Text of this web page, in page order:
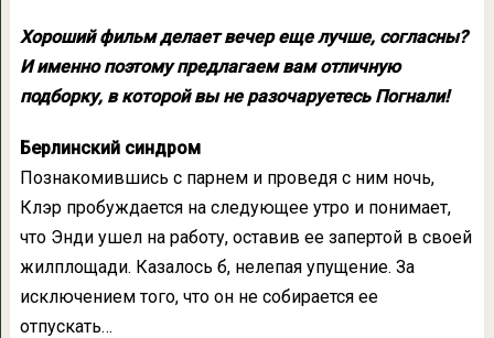
Хороший фильм делает вечер еще лучше, согласны?
И именно поэтому предлагаем вам отличную
подборку, в которой вы не разочаруетесь Погнали!
Берлинский синдром
Познакомившись с парнем и проведя с ним ночь,
Клэр пробуждается на следующее утро и понимает,
что Энди ушел на работу, оставив ее запертой в своей
жилплощади. Казалось б, нелепая упущение. За
исключением того, что он не собирается ее
отпускать…